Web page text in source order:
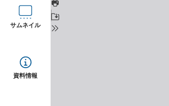
サムネイル
資料情報